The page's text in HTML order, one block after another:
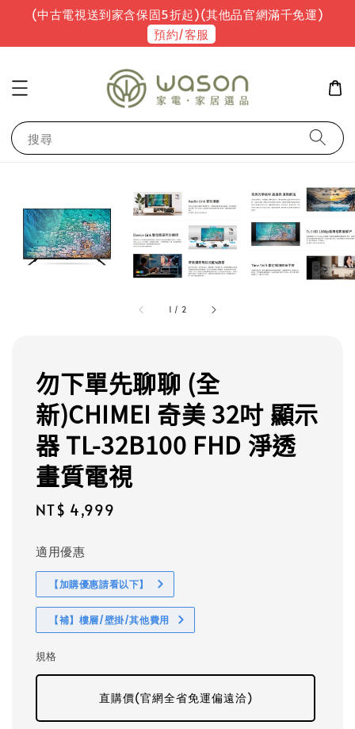
(中古電視送到家含保固5折起)(其他品官網滿千免運)
預約/客服
搜尋
1 / 2
勿下單先聊聊 (全
新)CHIMEI 奇美 32吋 顯示
器 TL-32B100 FHD 淨透
畫質電視
Regular
NT$ 4,999
適用優惠
【加購優惠請看以下】
【補】樓層/壁掛/其他費用
規格
直購價(官網全省免運偏遠洽)